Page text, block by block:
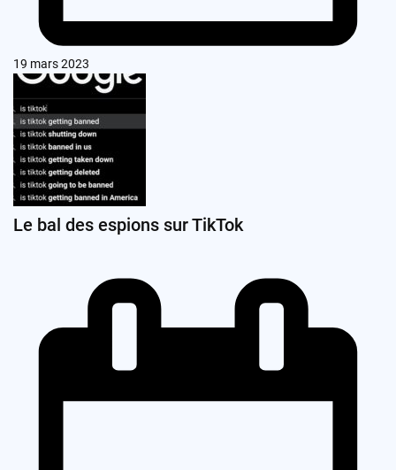
19 mars 2023
Le bal des espions sur TikTok